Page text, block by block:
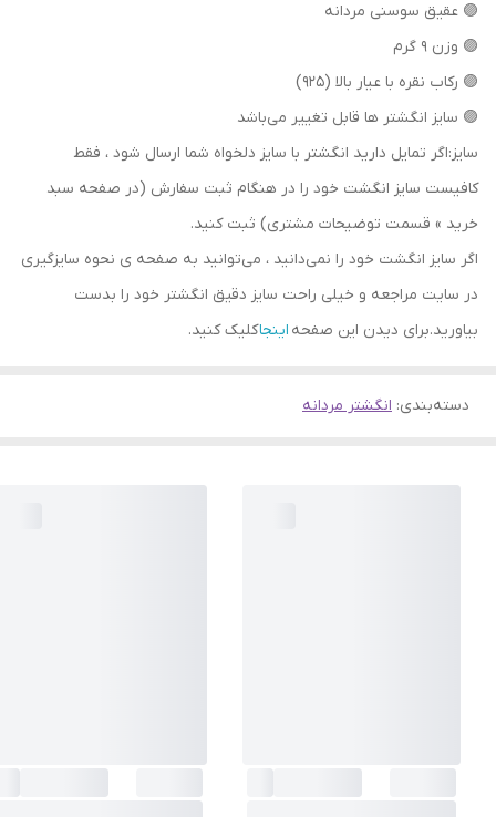
🟣 عقیق سوسنی مردانه
🟣 وزن ۹ گرم
🟣 رکاب نقره با عیار بالا (۹۲۵)
🟣 سایز انگشتر ها قابل تغییر می‌باشد
سایز:اگر تمایل دارید انگشتر با سایز دلخواه شما ارسال شود ، فقط
کافیست سایز انگشت خود را در هنگام ثبت سفارش (در صفحه سبد
خرید » قسمت توضیحات مشتری) ثبت کنید.
اگر سایز انگشت خود را نمی‌دانید ، می‌توانید به صفحه ی نحوه سایزگیری
در سایت مراجعه و خیلی راحت سایز دقیق انگشتر خود را بدست
بیاورید.برای دیدن این صفحه اینجاکلیک کنید.
دسته‌بندی: انگشتر مردانه